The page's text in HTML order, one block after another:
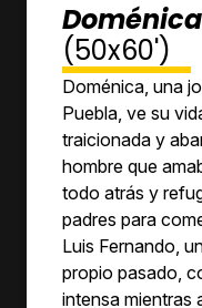
(50x60')
Doménica, una
Puebla, ve su
traicionada y
hombre que
todo atrás y
padres para
Luis Fernando,
propio pasado,
intensa mientras